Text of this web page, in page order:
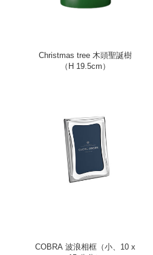
Christmas tree 木頭聖誕樹
（H 19.5cm）
COBRA 波浪相框（小、10 x